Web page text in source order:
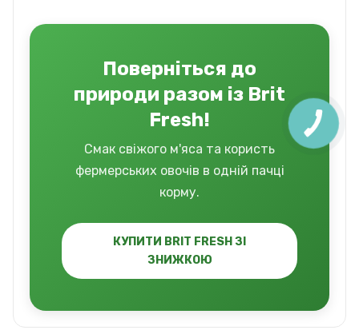
Поверніться до
природи разом із Brit
Fresh!
Смак свіжого м'яса та користь
фермерських овочів в одній пачці
корму.
КУПИТИ BRIT FRESH ЗІ
ЗНИЖКОЮ